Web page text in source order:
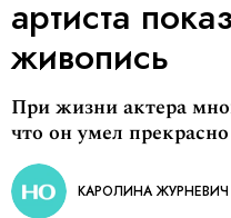
артиста
живопись
При жизни актера
что он умел
КАРОЛИНА ЖУРНЕВИЧ